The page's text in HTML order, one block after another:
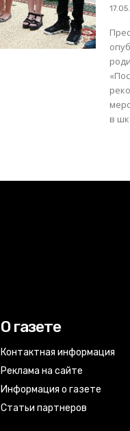
О газете
Контактная информация
Реклама на сайте
Информация о газете
Статьи партнеров